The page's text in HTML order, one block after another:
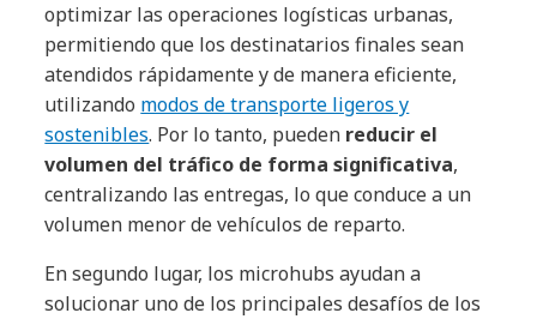
optimizar las operaciones logísticas urbanas,
permitiendo que los destinatarios finales sean
atendidos rápidamente y de manera eficiente,
utilizando modos de transporte ligeros y
sostenibles. Por lo tanto, pueden reducir el
volumen del tráfico de forma significativa,
centralizando las entregas, lo que conduce a un
volumen menor de vehículos de reparto.
En segundo lugar, los microhubs ayudan a
solucionar uno de los principales desafíos de los